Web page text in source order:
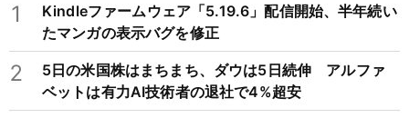
1
Kindleファームウェア「5.19.6」配信開始、半年続い
たマンガの表示バグを修正
2
5日の米国株はまちまち、ダウは5日続伸 アルファ
ベットは有力AI技術者の退社で4%超安